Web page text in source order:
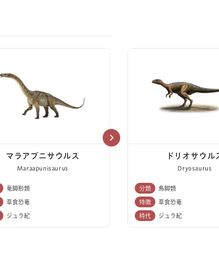
マラアプニサウルス
Maraapunisaurus
竜脚形類
草食恐竜
ジュラ紀
ドリオサウル
Dryosaurus
分類 鳥脚類
特徴 草食恐竜
時代 ジュラ紀